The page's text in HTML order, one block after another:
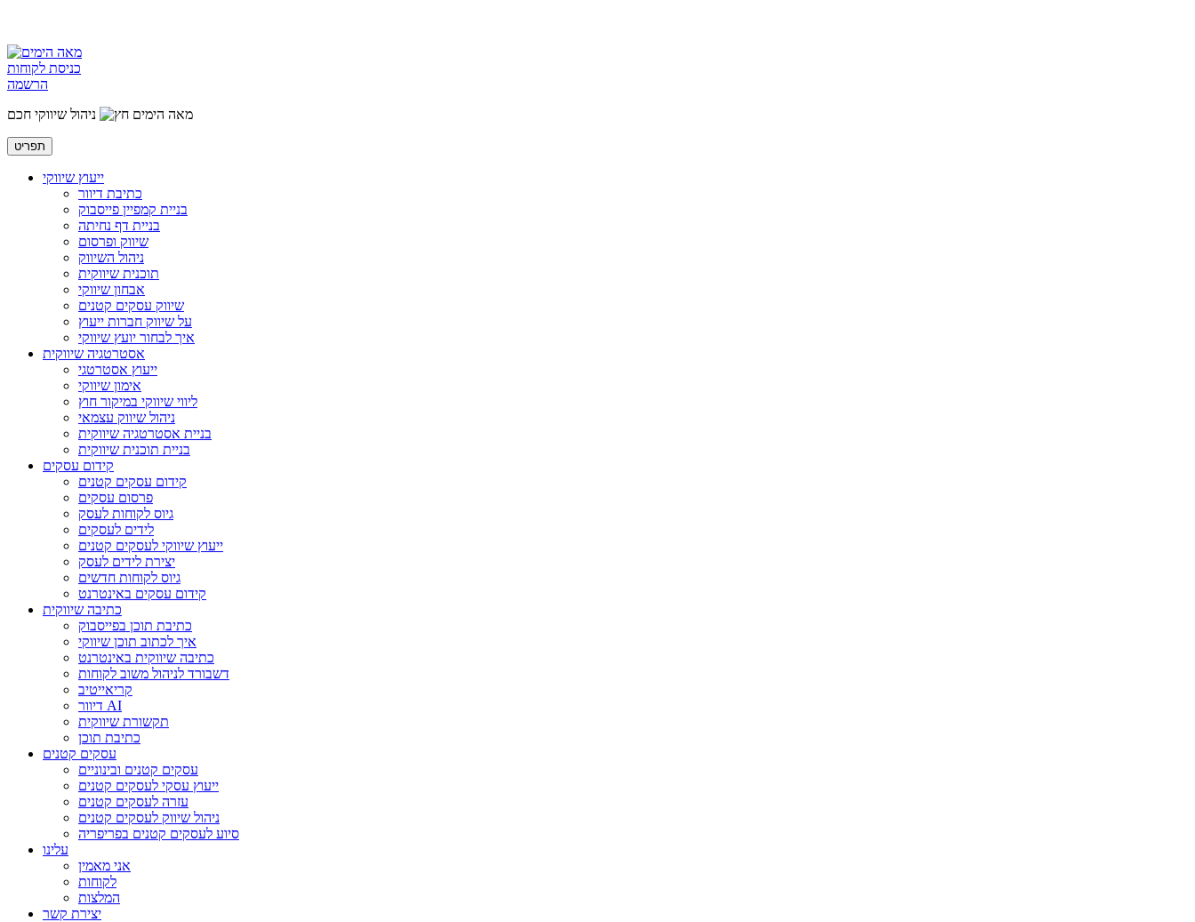
כניסת לקוחות
הרשמה
מאה הימים
ניהול שיווקי חכם
תפריט
ייעוץ שיווקי
כתיבת דיוור
בניית קמפיין פייסבוק
בניית דף נחיתה
שיווק ופרסום
ניהול השיווק
תוכנית שיווקית
אבחון שיווקי
שיווק עסקים קטנים
על שיווק חברות ייעוץ
איך לבחור יועץ שיווקי
אסטרטגיה שיווקית
ייעוץ אסטרטגי
אימון שיווקי
ליווי שיווקי במיקור חוץ
ניהול שיווק עצמאי
בניית אסטרטגיה שיווקית
בניית תוכנית שיווקית
קידום עסקים
קידום עסקים קטנים
פרסום עסקים
גיוס לקוחות לעסק
לידים לעסקים
ייעוץ שיווקי לעסקים קטנים
יצירת לידים לעסק
גיוס לקוחות חדשים
קידום עסקים באינטרנט
כתיבה שיווקית
כתיבת תוכן בפייסבוק
איך לכתוב תוכן שיווקי
כתיבה שיווקית באינטרנט
דשבורד לניהול משוב לקוחות
קריאייטיב
דיוור AI
תקשורת שיווקית
כתיבת תוכן
עסקים קטנים
עסקים קטנים ובינוניים
ייעוץ עסקי לעסקים קטנים
עזרה לעסקים קטנים
ניהול שיווק לעסקים קטנים
סיוע לעסקים קטנים בפריפריה
עלינו
אני מאמין
לקוחות
המלצות
יצירת קשר